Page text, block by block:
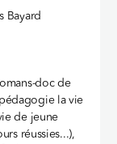
Bayard
doc de
la vie
de jeune
réussies...),